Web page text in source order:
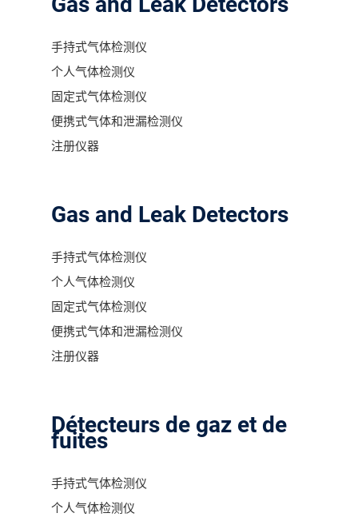
手持式气体检测仪
个人气体检测仪
固定式气体检测仪
便携式气体和泄漏检测仪
注册仪器
Gas and Leak Detectors
手持式气体检测仪
个人气体检测仪
固定式气体检测仪
便携式气体和泄漏检测仪
注册仪器
Détecteurs de gaz et de
fuites
手持式气体检测仪
个人气体检测仪